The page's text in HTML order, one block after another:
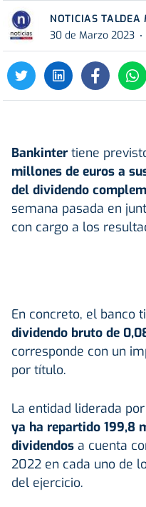
NOTICIAS TALDEA
30 de Marzo 2023
Bankinter tiene
millones de euros a
del dividendo
semana pasada en
con cargo a los
En concreto, el banco
dividendo bruto de
corresponde con un
por título.
La entidad liderada por
ya ha repartido 199,8
dividendos a cuenta
2022 en cada uno de
del ejercicio.